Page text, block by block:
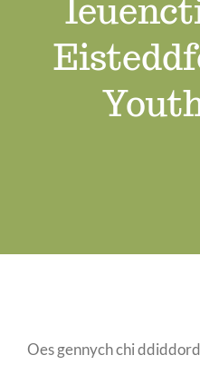
Swyddi Gwag
Cyswllt
Oes gennych chi